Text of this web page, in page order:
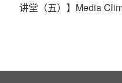
讲堂（五）】Media